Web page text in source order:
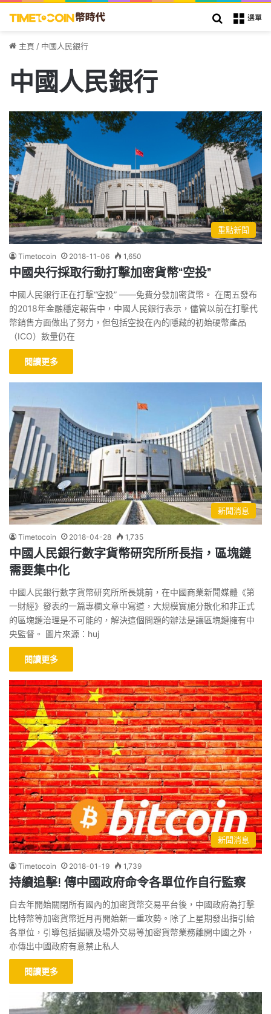
選單
搜索
主頁 / 中國人民銀行
中國人民銀行
重點新聞
Timetocoin 2018-11-06 1,650
中國央行採取行動打擊加密貨幣“空投”
中國人民銀行正在打擊“空投” ——免費分發加密貨幣。 在周五發布
的2018年金融穩定報告中，中國人民銀行表示，儘管以前在打擊代
幣銷售方面做出了努力，但包括空投在內的隱藏的初始硬幣產品
（ICO）數量仍在
閱讀更多
新聞消息
Timetocoin 2018-04-28 1,735
中國人民銀行數字貨幣研究所所長指，區塊鏈
需要集中化
中國人民銀行數字貨幣研究所所長姚前，在中國商業新聞媒體《第
一財經》發表的一篇專欄文章中寫道，大規模實施分散化和非正式
的區塊鏈治理是不可能的，解決這個問題的辦法是讓區塊鏈擁有中
央監督。 圖片來源：huj
閱讀更多
新聞消息
Timetocoin 2018-01-19 1,739
持續追擊! 傳中國政府命令各單位作自行監察
自去年開始關閉所有國內的加密貨幣交易平台後，中國政府為打擊
比特幣等加密貨幣近月再開始新一重攻勢。除了上星期發出指引給
各單位，引導包括掘礦及場外交易等加密貨幣業務離開中國之外，
亦傳出中國政府有意禁止私人
閱讀更多